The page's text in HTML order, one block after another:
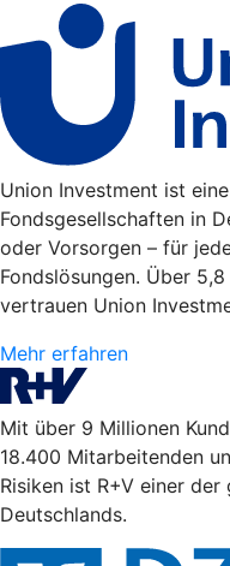
Union Investment ist
Fondsgesellschaften in
oder Vorsorgen – für
Fondslösungen. Über
vertrauen Union
Mehr erfahren
Mit über 9 Millionen
18.400 Mitarbeitenden
Risiken ist R+V einer
Deutschlands.